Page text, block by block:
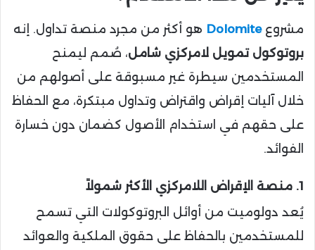
مشروعDolomite هو أكثر من مجرد منصة تداول. إنه
بروتوكول تمويل لامركزي شامل، صُمم ليمنح
المستخدمين سيطرة غير مسبوقة على أصولهم من
خلال آليات إقراض واقتراض وتداول مبتكرة، مع الحفاظ
على حقهم في استخدام الأصول كضمان دون خسارة
الفوائد.
1. منصة الإقراض اللامركزي الأكثر شمولاً
يُعد دولوميت من أوائل البروتوكولات التي تسمح
للمستخدمين بالحفاظ على حقوق الملكية والعوائد